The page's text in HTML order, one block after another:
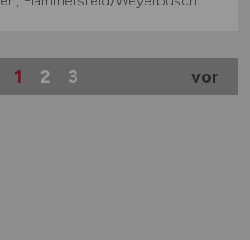
1 2 3 vor